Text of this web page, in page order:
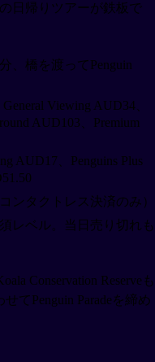
日帰りツアーが鉄板で
、橋を渡ってPenguin
Viewing AUD34、
AUD103、Premium
AUD17、Penguins Plus
コンタクトレス決済のみ）
レベル。当日売り切れも
Conservation Reserveも
てPenguin Paradeを締め